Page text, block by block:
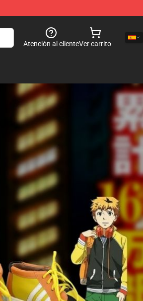
Atención al clienteVer carrito